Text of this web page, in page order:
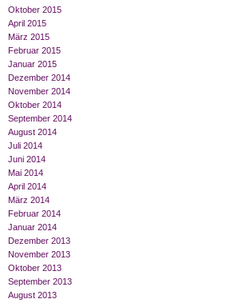
Oktober 2015
April 2015
März 2015
Februar 2015
Januar 2015
Dezember 2014
November 2014
Oktober 2014
September 2014
August 2014
Juli 2014
Juni 2014
Mai 2014
April 2014
März 2014
Februar 2014
Januar 2014
Dezember 2013
November 2013
Oktober 2013
September 2013
August 2013